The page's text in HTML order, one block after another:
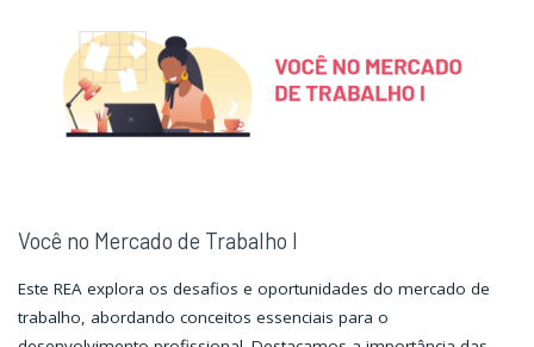
Você no Mercado de Trabalho I
Este REA explora os desafios e oportunidades do mercado de
trabalho, abordando conceitos essenciais para o